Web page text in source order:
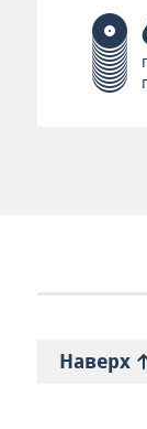
Наверх